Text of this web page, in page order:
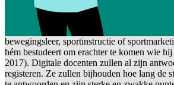
bewegingsleer, sportinstructie of
hém bestudeert om erachter te komen wie
2017). Digitale docenten zullen al zijn
registeren. Ze zullen bijhouden hoe lang de